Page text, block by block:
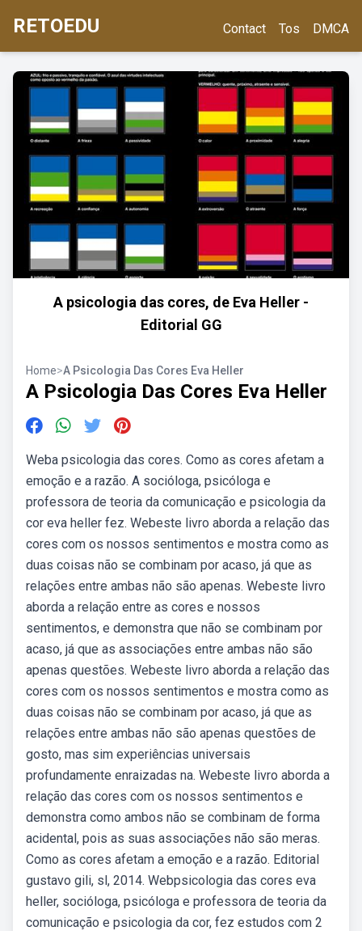
RETOEDU Contact Tos DMCA
A psicologia das cores, de Eva Heller -
Editorial GG
Home>A Psicologia Das Cores Eva Heller
A Psicologia Das Cores Eva Heller
Weba psicologia das cores. Como as cores afetam a
emoção e a razão. A socióloga, psicóloga e
professora de teoria da comunicação e psicologia da
cor eva heller fez. Webeste livro aborda a relação das
cores com os nossos sentimentos e mostra como as
duas coisas não se combinam por acaso, já que as
relações entre ambas não são apenas. Webeste livro
aborda a relação entre as cores e nossos
sentimentos, e demonstra que não se combinam por
acaso, já que as associações entre ambas não são
apenas questões. Webeste livro aborda a relação das
cores com os nossos sentimentos e mostra como as
duas coisas não se combinam por acaso, já que as
relações entre ambas não são apenas questões de
gosto, mas sim experiências universais
profundamente enraizadas na. Webeste livro aborda a
relação das cores com os nossos sentimentos e
demonstra como ambos não se combinam de forma
acidental, pois as suas associações não são meras.
Como as cores afetam a emoção e a razão. Editorial
gustavo gili, sl, 2014. Webpsicologia das cores eva
heller, socióloga, psicóloga e professora de teoria da
comunicação e psicologia da cor, fez estudos com 2